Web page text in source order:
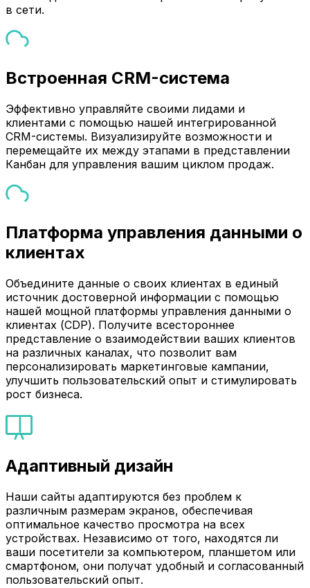
в сети.
Встроенная CRM-система
Эффективно управляйте своими лидами и
клиентами с помощью нашей интегрированной
CRM-системы. Визуализируйте возможности и
перемещайте их между этапами в представлении
Канбан для управления вашим циклом продаж.
Платформа управления данными о
клиентах
Объедините данные о своих клиентах в единый
источник достоверной информации с помощью
нашей мощной платформы управления данными о
клиентах (CDP). Получите всестороннее
представление о взаимодействии ваших клиентов
на различных каналах, что позволит вам
персонализировать маркетинговые кампании,
улучшить пользовательский опыт и стимулировать
рост бизнеса.
Адаптивный дизайн
Наши сайты адаптируются без проблем к
различным размерам экранов, обеспечивая
оптимальное качество просмотра на всех
устройствах. Независимо от того, находятся ли
ваши посетители за компьютером, планшетом или
смартфоном, они получат удобный и согласованный
пользовательский опыт.